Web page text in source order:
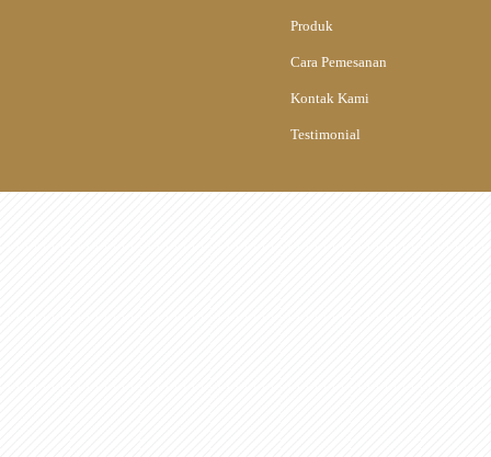
Produk
Cara Pemesanan
Kontak Kami
Testimonial